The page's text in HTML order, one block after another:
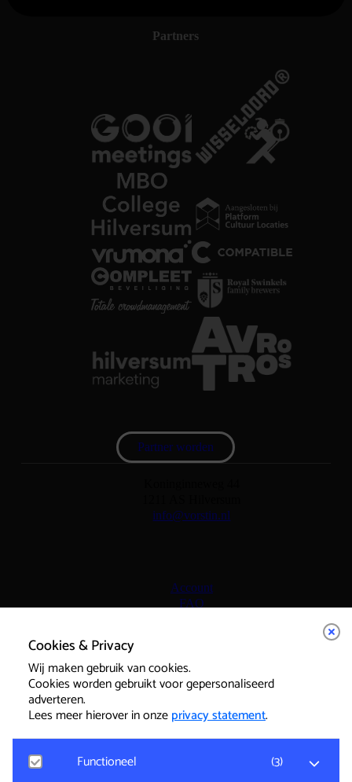
Cookies & Privacy
Wij maken gebruik van cookies.
Cookies worden gebruikt voor gepersonaliseerd
adverteren.
Lees meer hierover in onzeprivacy statement.
Functioneel (3)
Partners
Partner worden
info@vorstin.nl
Account
FAQ
Huisregels
Privacy Policy